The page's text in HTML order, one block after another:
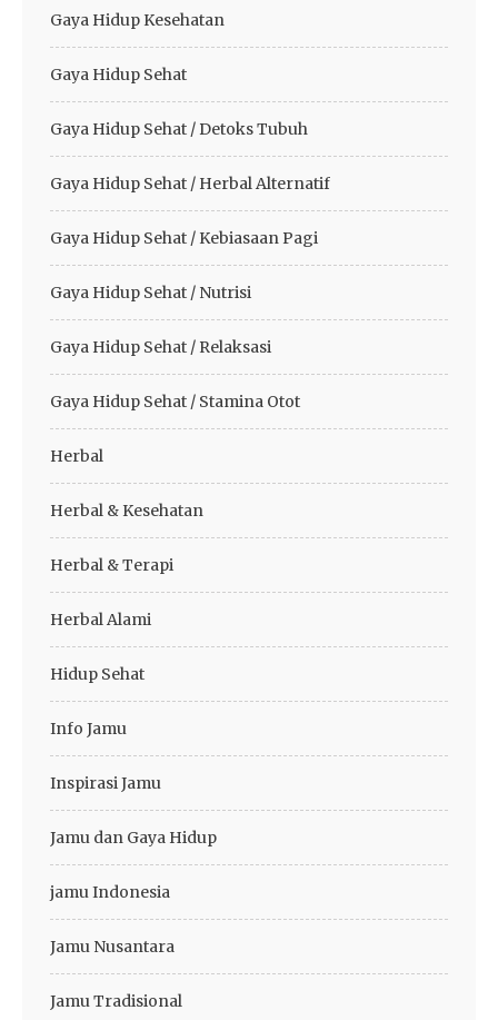
Gaya Hidup Kesehatan
Gaya Hidup Sehat
Gaya Hidup Sehat / Detoks Tubuh
Gaya Hidup Sehat / Herbal Alternatif
Gaya Hidup Sehat / Kebiasaan Pagi
Gaya Hidup Sehat / Nutrisi
Gaya Hidup Sehat / Relaksasi
Gaya Hidup Sehat / Stamina Otot
Herbal
Herbal & Kesehatan
Herbal & Terapi
Herbal Alami
Hidup Sehat
Info Jamu
Inspirasi Jamu
Jamu dan Gaya Hidup
jamu Indonesia
Jamu Nusantara
Jamu Tradisional